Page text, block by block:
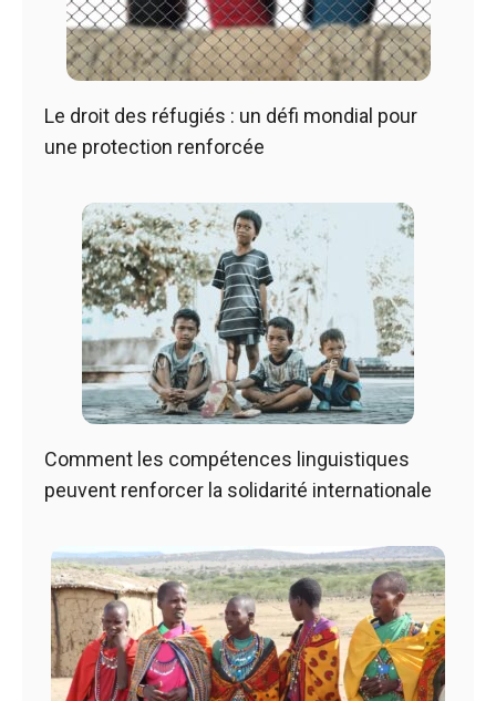
Le droit des réfugiés : un défi mondial pour
une protection renforcée
Comment les compétences linguistiques
peuvent renforcer la solidarité internationale